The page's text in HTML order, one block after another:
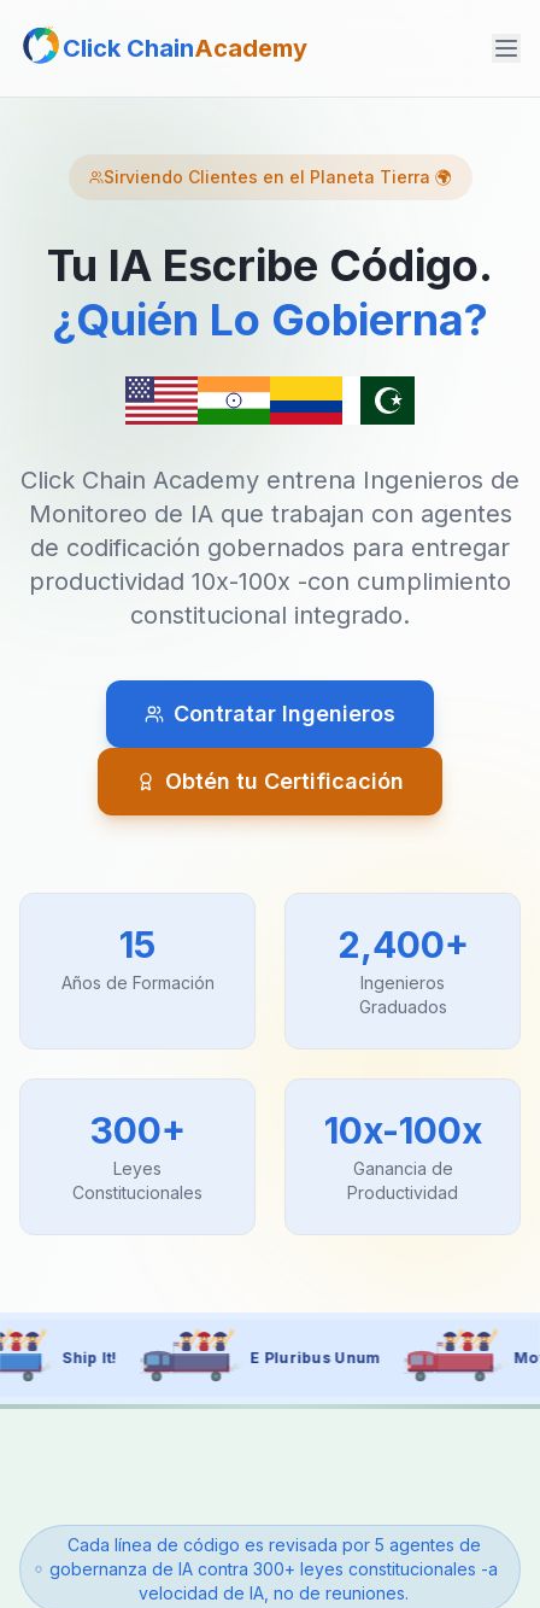
Click ChainAcademy
Sirviendo Clientes en el Planeta Tierra 🌍
Tu IA Escribe Código.
¿Quién Lo Gobierna?
Click Chain Academy entrena Ingenieros de
Monitoreo de IA que trabajan con agentes
de codificación gobernados para entregar
productividad 10x-100x -con cumplimiento
constitucional integrado.
Contratar Ingenieros
Obtén tu Certificación
15
Años de Formación
2,400+
Ingenieros
Graduados
300+
Leyes
Constitucionales
10x-100x
Ganancia de
Productividad
E Pluribus Unum Move Fast, Govern
Cada línea de código es revisada por 5 agentes de
gobernanza de IA contra 300+ leyes constitucionales -a
velocidad de IA, no de reuniones.